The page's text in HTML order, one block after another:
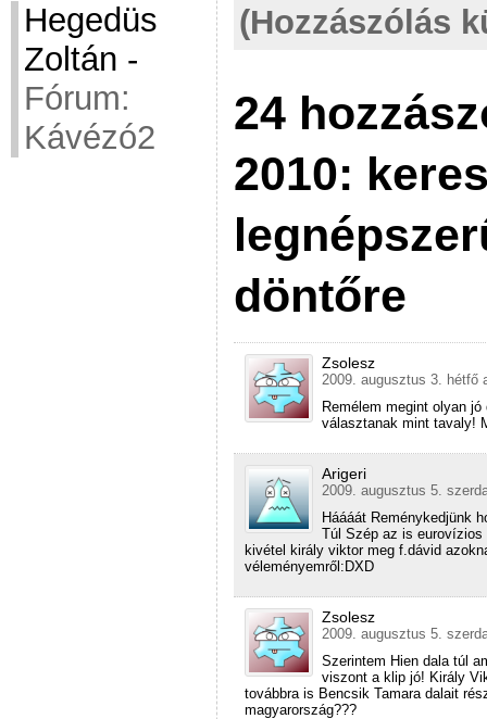
Hegedüs
Zoltán -
Fórum:
Kávézó2
(Hozzászólás
24
2010:
döntőre
Zsolesz
2009. augusztus 3. hétfő
Remélem megint olyan
választanak mint tavaly!
Arigeri
2009. augusztus 5.
Háááát Reménykedjünk
Túl Szép az is
kivétel király viktor meg f.dávid
véleményemről:DXD
Zsolesz
2009. augusztus 5.
Szerintem Hien dala túl
viszont a klip jó! Király
továbbra is Bencsik Tamara dalait
magyarország???